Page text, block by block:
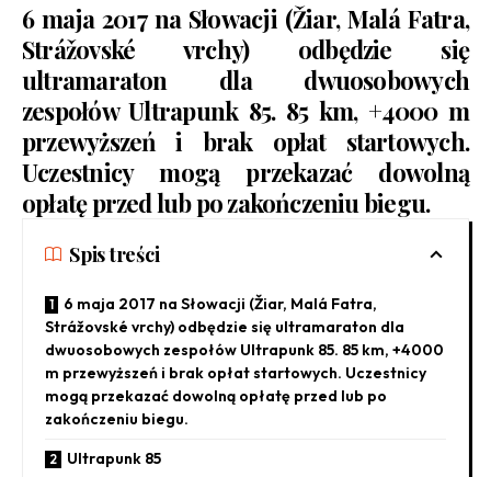
6 maja 2017 na Słowacji (Žiar, Malá Fatra,
Strážovské vrchy) odbędzie się
ultramaraton dla dwuosobowych
zespołów Ultrapunk 85. 85 km, +4000 m
przewyższeń i brak opłat startowych.
Uczestnicy mogą przekazać dowolną
opłatę przed lub po zakończeniu biegu.
Spis treści
6 maja 2017 na Słowacji (Žiar, Malá Fatra,
Strážovské vrchy) odbędzie się ultramaraton dla
dwuosobowych zespołów Ultrapunk 85. 85 km, +4000
m przewyższeń i brak opłat startowych. Uczestnicy
mogą przekazać dowolną opłatę przed lub po
zakończeniu biegu.
Ultrapunk 85